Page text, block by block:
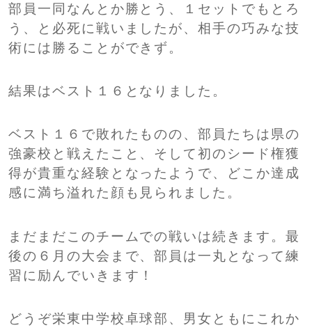
部員一同なんとか勝とう、１セットでもとろ
う、と必死に戦いましたが、相手の巧みな技
術には勝ることができず。
結果はベスト１６となりました。
ベスト１６で敗れたものの、部員たちは県の
強豪校と戦えたこと、そして初のシード権獲
得が貴重な経験となったようで、どこか達成
感に満ち溢れた顔も見られました。
まだまだこのチームでの戦いは続きます。最
後の６月の大会まで、部員は一丸となって練
習に励んでいきます！
どうぞ栄東中学校卓球部、男女ともにこれか